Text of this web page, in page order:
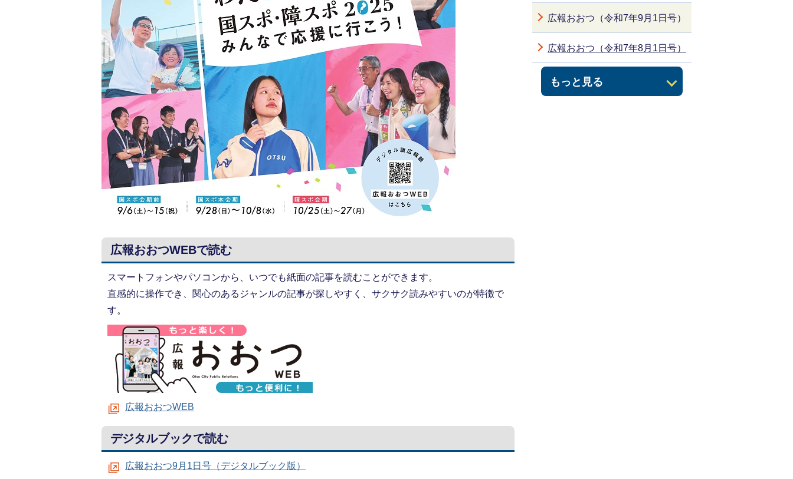
広報おおつWEBで読む
スマートフォンやパソコンから、いつでも紙面の記事を読むことができます。
直感的に操作でき、関心のあるジャンルの記事が探しやすく、サクサク読みやすいのが特徴で
す。
広報おおつWEB
デジタルブックで読む
広報おおつ9月1日号（デジタルブック版）
もっと見る
広報おおつ（令和7年9月1日号）
広報おおつ（令和7年8月1日号）